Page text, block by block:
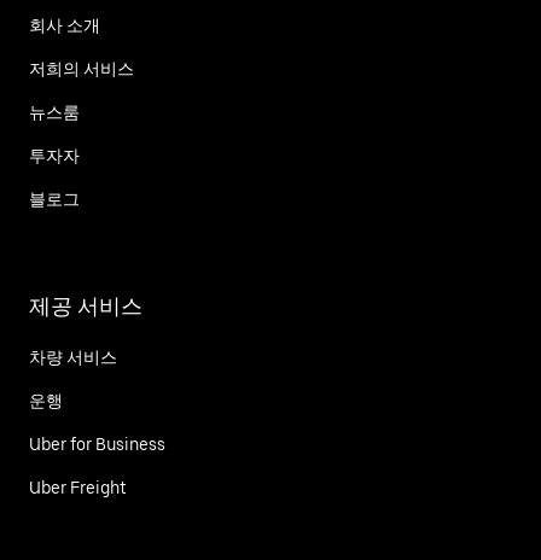
회사 소개
저희의 서비스
뉴스룸
투자자
블로그
제공 서비스
차량 서비스
운행
Uber for Business
Uber Freight